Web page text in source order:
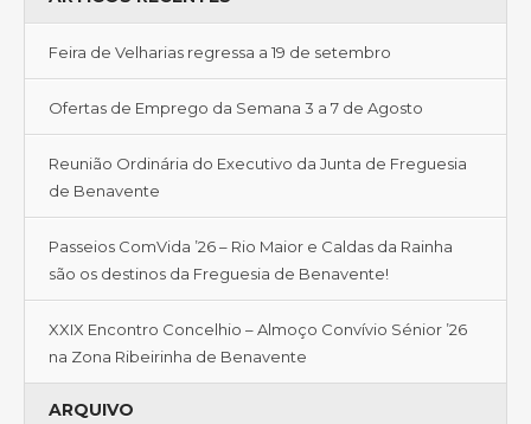
Feira de Velharias regressa a 19 de setembro
Ofertas de Emprego da Semana 3 a 7 de Agosto
Reunião Ordinária do Executivo da Junta de Freguesia
de Benavente
Passeios ComVida ’26 – Rio Maior e Caldas da Rainha
são os destinos da Freguesia de Benavente!
XXIX Encontro Concelhio – Almoço Convívio Sénior ’26
na Zona Ribeirinha de Benavente
ARQUIVO